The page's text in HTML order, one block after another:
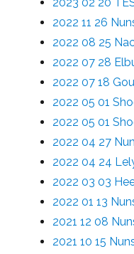
2022 11 26
2022 08 25
2022 07 28
2022 07 18
2022 05 01
2022 05 01
2022 04 27
2022 04 24
2022 03 03
2022 01 13
2021 12 08
2021 10 15